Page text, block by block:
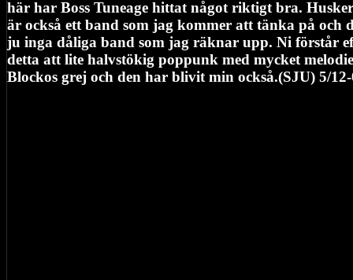
här har Boss Tuneage hittat något riktigt bra.
är också ett band som jag kommer att tänka på och
ju inga dåliga band som jag räknar upp. Ni förstår
detta att lite halvstökig poppunk med mycket
Blockos grej och den har blivit min också.(SJU) 5/